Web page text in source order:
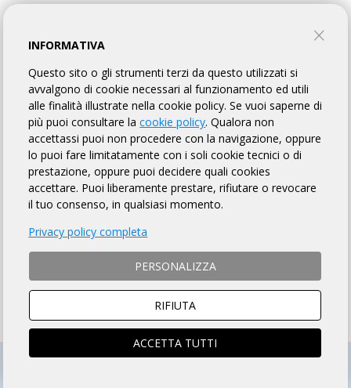
MODALITÀ DI ISCRIZIONE
MODALITÀ DI PAGAMENTO
Si ACCETTANO anche ciclistinon tesseraticon
richiesta di contributo assicurativo giornaliero di € 10.00
ISCRIZIONI CHIUSE
INFORMATIVA
Questo sito o gli strumenti terzi da questo utilizzati si
avvalgono di cookie necessari al funzionamento ed utili
alle finalità illustrate nella cookie policy. Se vuoi saperne di
più puoi consultare lacookie policy. Qualora non
accettassi puoi non procedere con la navigazione, oppure
lo puoi fare limitatamente con i soli cookie tecnici o di
prestazione, oppure puoi decidere quali cookies
accettare. Puoi liberamente prestare, rifiutare o revocare
il tuo consenso, in qualsiasi momento.
Privacy policy completa
PERSONALIZZA
RIFIUTA
ACCETTA TUTTI